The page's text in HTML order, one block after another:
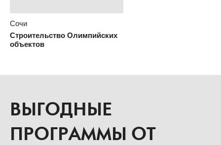
Сочи
Строительство Олимпийских
объектов
ВЫГОДНЫЕ
ПРОГРАММЫ ОТ